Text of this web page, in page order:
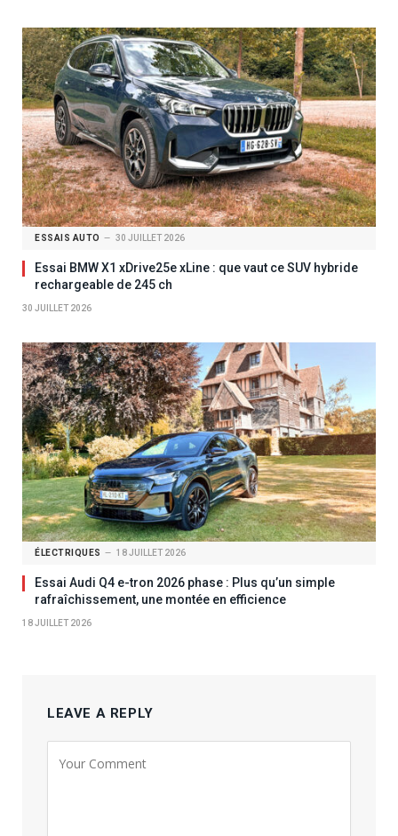
ESSAIS AUTO 30 JUILLET 2026
Essai BMW X1 xDrive25e xLine : que vaut ce SUV hybride
rechargeable de 245 ch
30 JUILLET 2026
ÉLECTRIQUES 18 JUILLET 2026
Essai Audi Q4 e-tron 2026 phase : Plus qu’un simple
rafraîchissement, une montée en efficience
18 JUILLET 2026
LEAVE A REPLY